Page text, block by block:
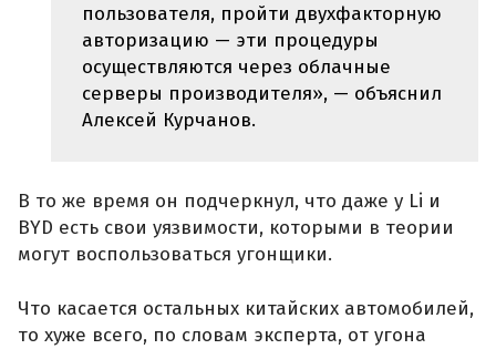
пользователя, пройти двухфакторную
авторизацию — эти процедуры
осуществляются через облачные
серверы производителя», — объяснил
Алексей Курчанов.
В то же время он подчеркнул, что даже у Li и
BYD есть свои уязвимости, которыми в теории
могут воспользоваться угонщики.
Что касается остальных китайских автомобилей,
то хуже всего, по словам эксперта, от угона